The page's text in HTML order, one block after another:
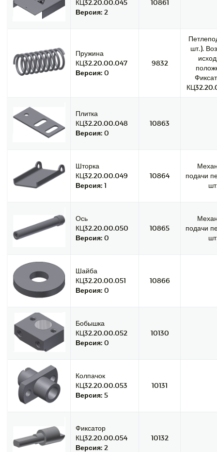
КЦ32.20.00.045
Версия: 2
10861
Пружина
КЦ32.20.00.047
Версия: 0
9832
шт.).
Плитка
КЦ32.20.00.048
Версия: 0
10863
Шторка
КЦ32.20.00.049
Версия: 1
10864
подачи
Ось
КЦ32.20.00.050
Версия: 0
10865
подачи
Шайба
КЦ32.20.00.051
Версия: 0
10866
Бобышка
КЦ32.20.00.052
Версия: 0
10130
Колпачок
КЦ32.20.00.053
Версия: 5
10131
Фиксатор
КЦ32.20.00.054
Версия: 2
10132